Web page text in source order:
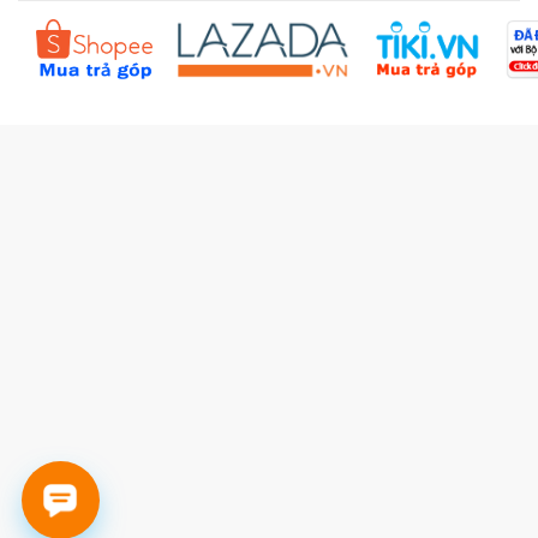
Câu hỏi thường gặp (FAQs)
Kiểm tra đơn hàng
Đặt hàng theo yêu cầu